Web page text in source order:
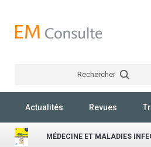
Rechercher
Actualités Revues
MÉDECINE ET MALADIES